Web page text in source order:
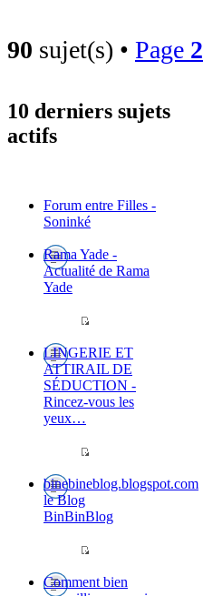
90 sujet(s) • Page 2
10 derniers sujets
actifs
Forum entre Filles -
Soninké
Rama Yade -
Actualité de Rama
Yade
LINGERIE ET
ATTIRAIL DE
SÉDUCTION -
Rincez-vous les
yeux…
binebineblog.blogspot.com
le Blog
BinBinBlog
Comment bien